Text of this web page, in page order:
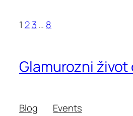
1 2 3… 8
Glamurozni
Blog
Events